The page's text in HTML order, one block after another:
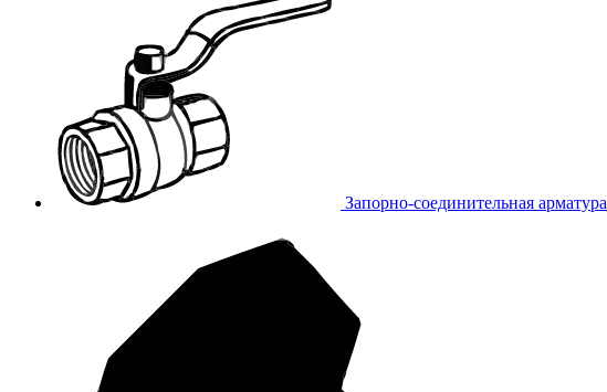
Запорно-соединительная арматура